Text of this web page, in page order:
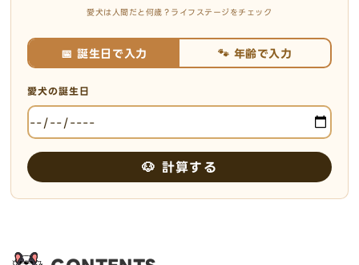
愛犬は人間だと何歳？ライフステージをチェック
📅 誕生日で入力 🐾 年齢で入力
愛犬の誕生日
🐶 計算する